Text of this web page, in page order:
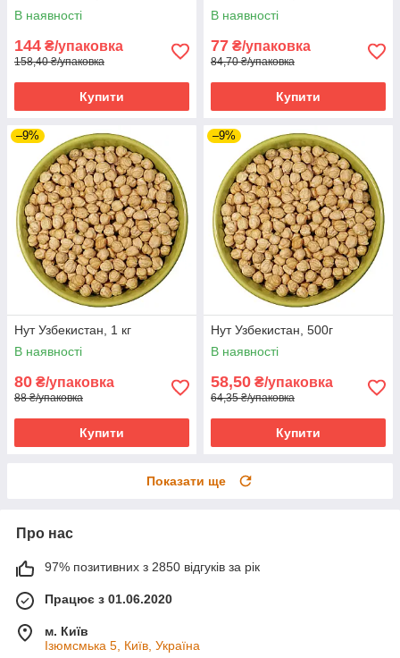
В наявності
144 ₴/упаковка
158,40 ₴/упаковка
Купити
В наявності
77 ₴/упаковка
84,70 ₴/упаковка
Купити
–9%
Нут Узбекистан, 1 кг
В наявності
80 ₴/упаковка
88 ₴/упаковка
Купити
–9%
Нут Узбекистан, 500г
В наявності
58,50 ₴/упаковка
64,35 ₴/упаковка
Купити
Показати ще
Про нас
97% позитивних з 2850 відгуків за рік
Працює з 01.06.2020
м. Київ
Ізюмсмька 5, Київ, Україна